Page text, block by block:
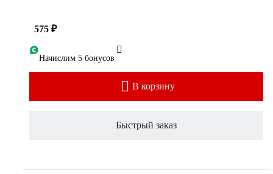
575 ₽
Начислим 5 бонусов
В корзину
Быстрый заказ